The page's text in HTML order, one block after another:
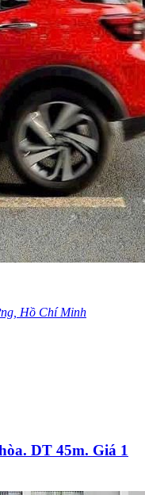
Hồ Chí Minh
DT 45m. Giá 1